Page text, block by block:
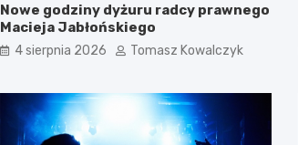
Nowe godziny dyżuru radcy prawnego
Macieja Jabłońskiego
4 sierpnia 2026 Tomasz Kowalczyk